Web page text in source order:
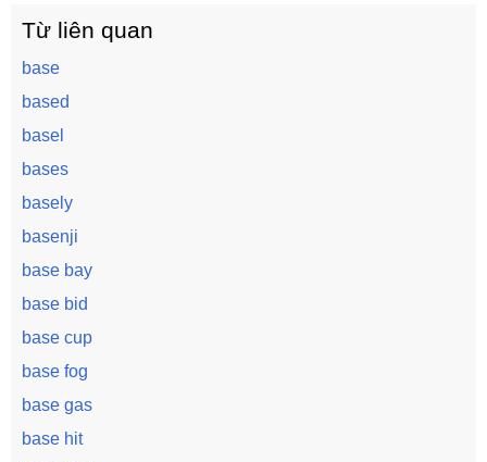
Từ liên quan
base
based
basel
bases
basely
basenji
base bay
base bid
base cup
base fog
base gas
base hit